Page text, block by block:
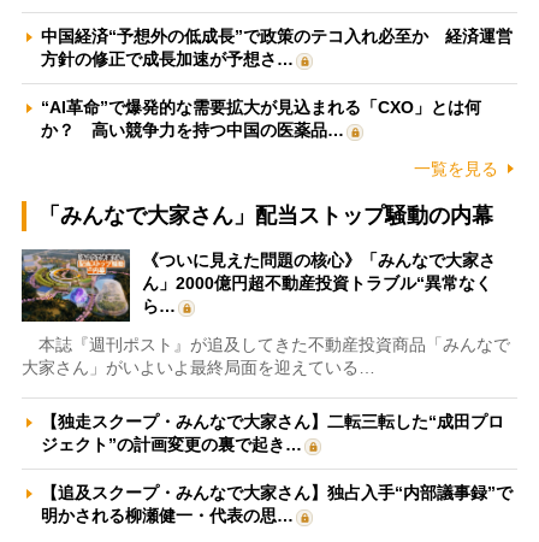
中国経済“予想外の低成長”で政策のテコ入れ必至か 経済運営
方針の修正で成長加速が予想さ…
“AI革命”で爆発的な需要拡大が見込まれる「CXO」とは何
か？ 高い競争力を持つ中国の医薬品…
一覧を見る
「みんなで大家さん」配当ストップ騒動の内幕
《ついに見えた問題の核心》「みんなで大家さ
ん」2000億円超不動産投資トラブル“異常なく
ら…
本誌『週刊ポスト』が追及してきた不動産投資商品「みんなで
大家さん」がいよいよ最終局面を迎えている…
【独走スクープ・みんなで大家さん】二転三転した“成田プロ
ジェクト”の計画変更の裏で起き…
【追及スクープ・みんなで大家さん】独占入手“内部議事録”で
明かされる柳瀬健一・代表の思…